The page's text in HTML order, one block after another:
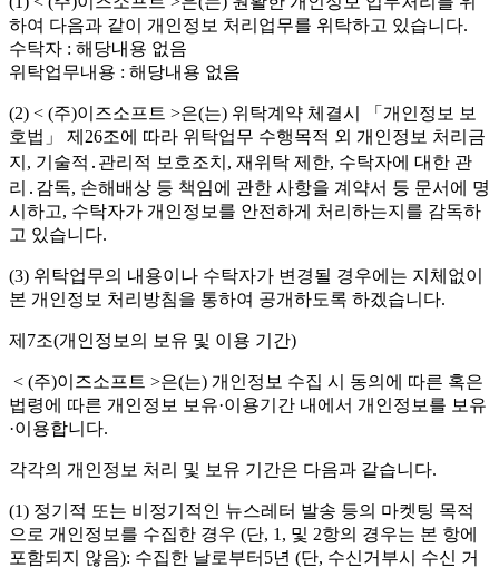
하여 다음과 같이 개인정보 처리업무를 위탁하고 있습니다.
수탁자 : 해당내용 없음
위탁업무내용 : 해당내용 없음
(2) < (주)이즈소프트 >은(는) 위탁계약 체결시 「개인정보 보
호법」 제26조에 따라 위탁업무 수행목적 외 개인정보 처리금
지, 기술적․관리적 보호조치, 재위탁 제한, 수탁자에 대한 관
리․감독, 손해배상 등 책임에 관한 사항을 계약서 등 문서에 명
시하고, 수탁자가 개인정보를 안전하게 처리하는지를 감독하
고 있습니다.
(3) 위탁업무의 내용이나 수탁자가 변경될 경우에는 지체없이
본 개인정보 처리방침을 통하여 공개하도록 하겠습니다.
제7조(개인정보의 보유 및 이용 기간)
< (주)이즈소프트 >은(는) 개인정보 수집 시 동의에 따른 혹은
법령에 따른 개인정보 보유·이용기간 내에서 개인정보를 보유
·이용합니다.
각각의 개인정보 처리 및 보유 기간은 다음과 같습니다.
(1) 정기적 또는 비정기적인 뉴스레터 발송 등의 마켓팅 목적
으로 개인정보를 수집한 경우 (단, 1, 및 2항의 경우는 본 항에
포함되지 않음): 수집한 날로부터5년 (단, 수신거부시 수신 거